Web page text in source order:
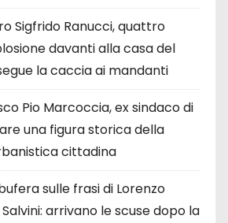
Sigfrido Ranucci, quattro
davanti alla casa del
la caccia ai mandanti
Pio Marcoccia, ex sindaco di
una figura storica della
cittadina
sulle frasi di Lorenzo
arrivano le scuse dopo la